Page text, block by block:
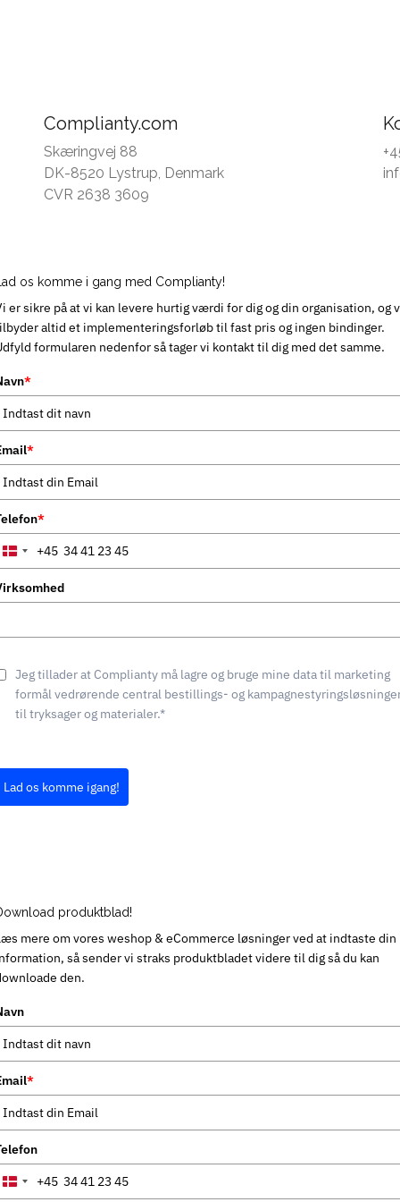
Complianty.com
Skæringvej 88
DK-8520 Lystrup, Denmark
CVR 2638 3609
os komme i gang med Complianty!
er sikre på at vi kan levere hurtig værdi for dig og din organisation, og
altid et implementeringsforløb til fast pris og ingen bindinger.
formularen nedenfor så tager vi kontakt til dig med det samme.
*
*
*
Denmark
+45
Jeg tillader at Complianty må lagre og bruge mine data til marketing
formål vedrørende central bestillings- og
til tryksager og materialer.*
Lad os komme igang!
produktblad!
mere om vores weshop & eCommerce løsninger ved at indtaste din
så sender vi straks produktbladet videre til dig så du kan
den.
*
Denmark
+45